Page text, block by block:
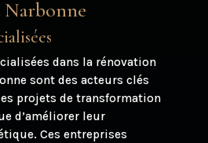
Narbonne
dans la rénovation
sont des acteurs clés
projets de transformation
d’améliorer leur
Ces entreprises